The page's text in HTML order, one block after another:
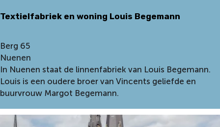
Textielfabriek en woning Louis Begemann
T
e
x
t
i
l
Berg 65
Nuenen
In Nuenen staat de linnenfabriek van Louis Begemann.
Louis is een oudere broer van Vincents geliefde en
buurvrouw Margot Begemann.